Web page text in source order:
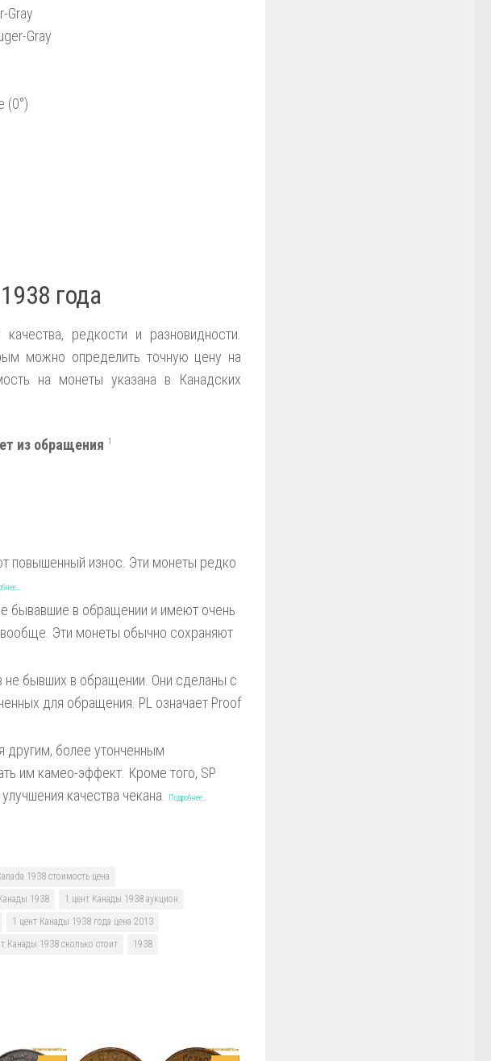
Gray
Gray
(0°)
года
редкости и разновидности.
можно определить точную цену на
на монеты указана в Канадских
из обращения 1
повышенный износ. Эти монеты редко
бывавшие в обращении и имеют очень
Эти монеты обычно сохраняют
не бывших в обращении. Они сделаны с
для обращения. PL означает Proof
другим, более утонченным
им камео-эффект. Кроме того, SP
качества чекана.
Подробнее…
1938 стоимость цена
1938
1 цент Канады 1938 аукцион
1 цент Канады 1938 года цена 2013
Канады 1938 сколько стоит
1938